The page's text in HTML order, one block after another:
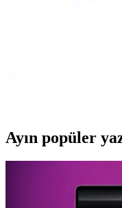
Ayın popüler